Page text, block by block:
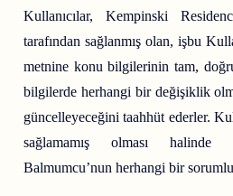
Kullanıcılar, Kempinski
tarafından sağlanmış olan, işbu
metnine konu bilgilerinin tam,
bilgilerde herhangi bir değişiklik
güncelleyeceğini taahhüt ederler.
sağlamamış olması halinde
Balmumcu’nun herhangi bir